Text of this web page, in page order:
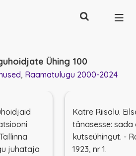
Otsing
Ühing 100
Raamatulugu 2000-2024
juhataja
Katre Riisalu.
tänasesse:
kutseühingut. -
1923, nr 1.